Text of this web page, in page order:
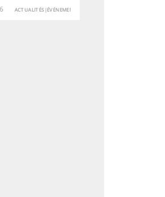
ACTUALITÉS |ÉVÉNEMENTS